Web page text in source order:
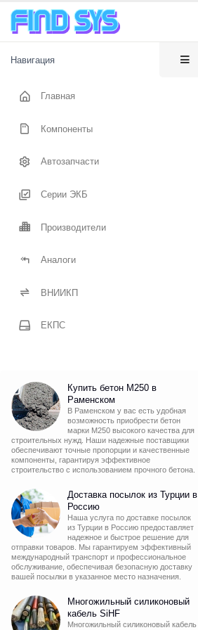
Навигация
Главная
Компоненты
Автозапчасти
Серии ЭКБ
Производители
Аналоги
ВНИИКП
ЕКПС
Купить бетон М250 в
Раменском
В Раменском у вас есть удобная
возможность приобрести бетон
марки М250 высокого качества для
строительных нужд. Наши надежные поставщики
обеспечивают точные пропорции и качественные
компоненты, гарантируя эффективное
строительство с использованием прочного бетона.
Доставка посылок из Турции в
Россию
Наша услуга по доставке посылок
из Турции в Россию предоставляет
надежное и быстрое решение для
отправки товаров. Мы гарантируем эффективный
международный транспорт и профессиональное
обслуживание, обеспечивая безопасную доставку
вашей посылки в указанное место назначения.
Многожильный силиконовый
кабель SiHF
Многожильный силиконовый кабель